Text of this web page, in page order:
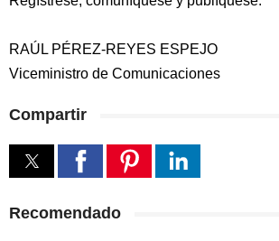
RAÚL PÉREZ-REYES ESPEJO
Viceministro de Comunicaciones
Compartir
Recomendado